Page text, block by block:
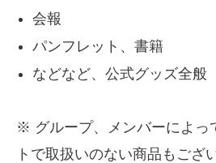
会報
パンフレット、書籍
などなど、公式グッズ全般
※ グループ、メンバーによっ
トで取扱いのない商品もござ